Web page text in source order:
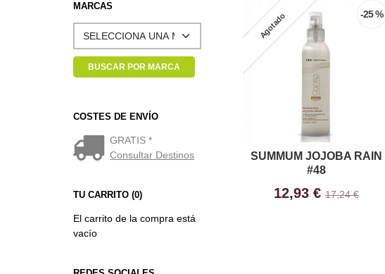
MARCAS
COSTES DE ENVÍO
GRATIS *
Consultar Destinos
TU CARRITO (0)
El carrito de la compra está
vacío
Agotado -25 %
SUMMUM JOJOBA RAIN
#48
12,93 €17,24 €